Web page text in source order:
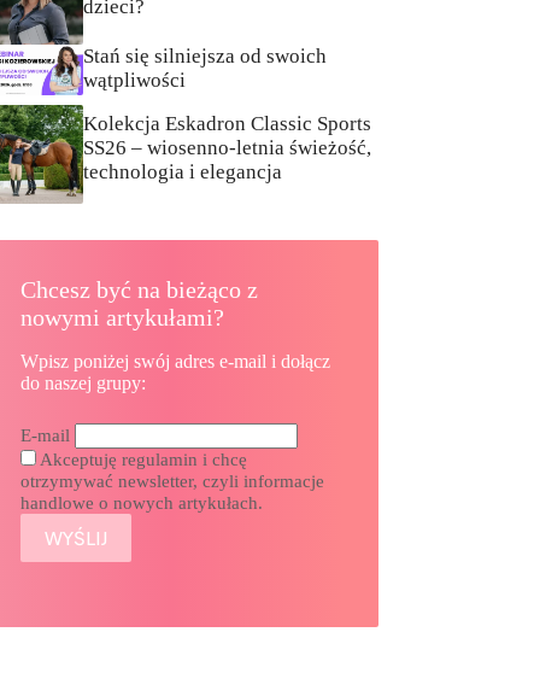
dzieci?
Stań się silniejsza od swoich
wątpliwości
Kolekcja Eskadron Classic Sports
SS26 – wiosenno-letnia świeżość,
technologia i elegancja
Chcesz być na bieżąco z
nowymi artykułami?
Wpisz poniżej swój adres e-mail i dołącz
do naszej grupy:
E-mail
Akceptuję regulamin i chcę
otrzymywać newsletter, czyli informacje
handlowe o nowych artykułach.